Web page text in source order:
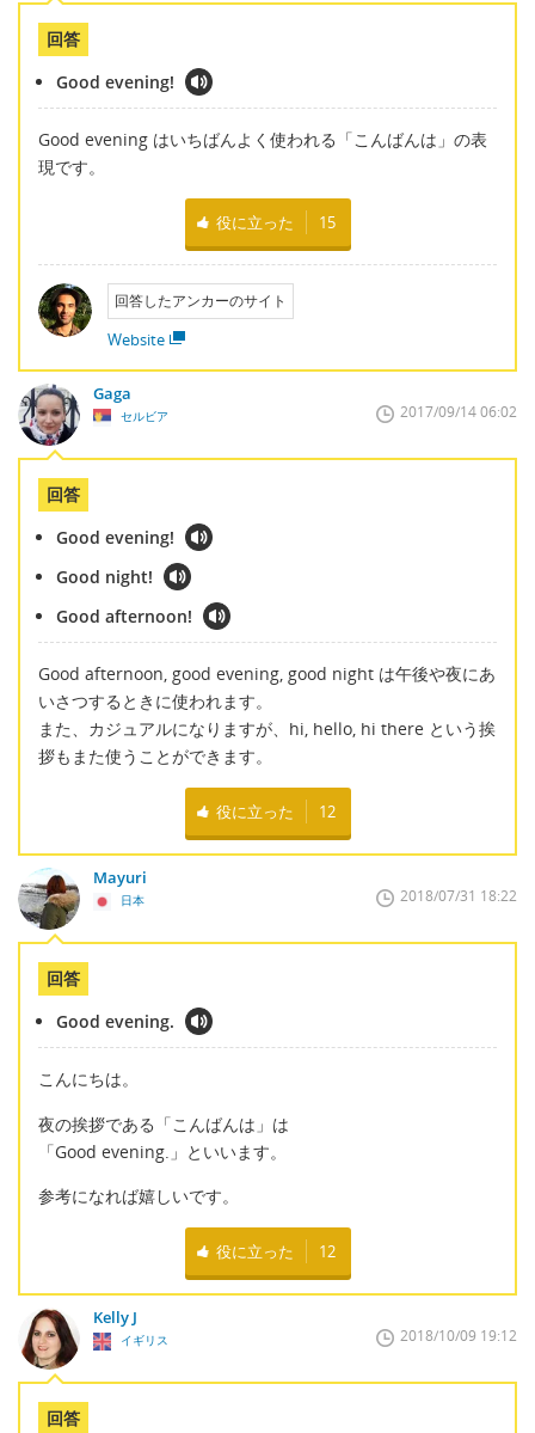
回答
Good evening!
Good evening はいちばんよく使われる「こんばんは」の表
現です。
役に立った 15
回答したアンカーのサイト
Website
Gaga
セルビア 2017/09/14 06:02
回答
Good evening!
Good night!
Good afternoon!
Good afternoon, good evening, good night は午後や夜にあ
いさつするときに使われます。
また、カジュアルになりますが、hi, hello, hi there という挨
拶もまた使うことができます。
役に立った 12
Mayuri
日本 2018/07/31 18:22
回答
Good evening.
こんにちは。
夜の挨拶である「こんばんは」は
「Good evening.」といいます。
参考になれば嬉しいです。
役に立った 12
Kelly J
イギリス 2018/10/09 19:12
回答